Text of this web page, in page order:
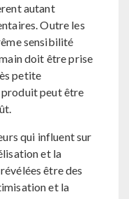
autant
Outre les
sensibilité
doit être prise
petite
peut être
qui influent sur
et la
être des
et la